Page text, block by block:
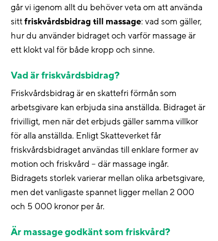
går vi igenom allt du behöver veta om att använda
sittfriskvårdsbidrag till massage: vad som gäller,
hur du använder bidraget och varför massage är
ett klokt val för både kropp och sinne.
Vad är friskvårdsbidrag?
Friskvårdsbidrag är en skattefri förmån som
arbetsgivare kan erbjuda sina anställda. Bidraget är
frivilligt, men när det erbjuds gäller samma villkor
för alla anställda. Enligt Skatteverket får
friskvårdsbidraget användas till enklare former av
motion och friskvård – där massage ingår.
Bidragets storlek varierar mellan olika arbetsgivare,
men det vanligaste spannet ligger mellan 2 000
och 5 000 kronor per år.
Är massage godkänt som friskvård?